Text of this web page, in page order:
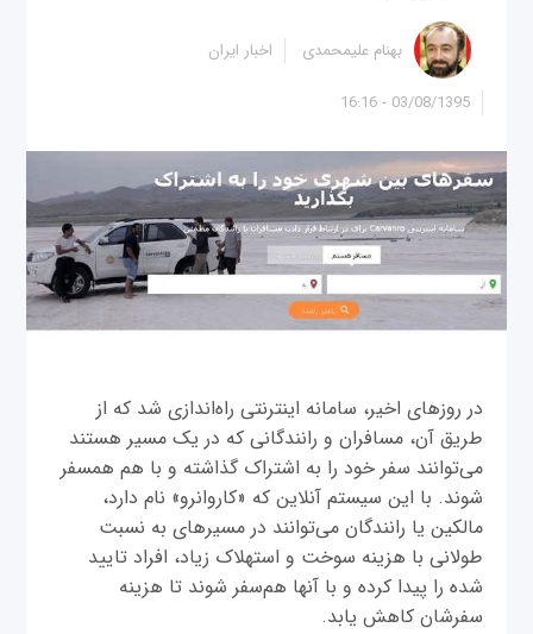
03/08/1395 - 16:16
بهنام علیمحمدی اخبار ایران
در روزهای اخیر، سامانه اینترنتی راه‌اندازی شد که از
طریق آن، مسافران و رانندگانی که در یک مسیر هستند
می‌توانند سفر خود را به اشتراک گذاشته و با هم همسفر
شوند. با این سیستم آنلاین که «کاروانرو» نام دارد،
مالکین یا رانندگان می‌توانند در مسیرهای به نسبت
طولانی با هزینه سوخت و استهلاک زیاد، افراد تایید
شده را پیدا کرده و با آنها هم‌سفر شوند تا هزینه‌
سفرشان کاهش یابد.